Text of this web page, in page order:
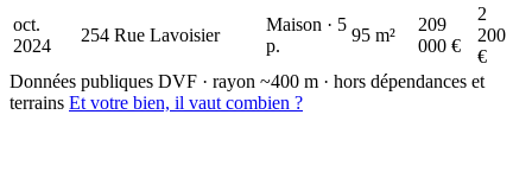
oct.
2024
254 Rue Lavoisier
Maison · 5
p.
95 m²
209
000 €
2
200
€
Données publiques DVF · rayon ~400 m · hors dépendances et
terrains Et votre bien, il vaut combien ?